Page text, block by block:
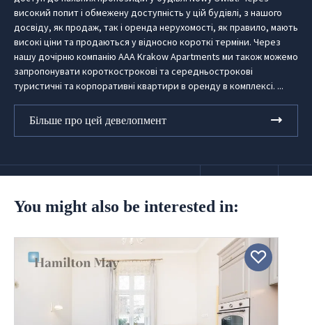
високий попит і обмежену доступність у цій будівлі, з нашого
досвіду, як продаж, так і оренда нерухомості, як правило, мають
високі ціни та продаються у відносно короткі терміни. Через
нашу дочірню компанію AAA Krakow Apartments ми також можемо
запропонувати короткострокові та середньострокові
туристичні та корпоративні квартири в оренду в комплексі. ...
Більше про цей девелопмент
You might also be interested in: